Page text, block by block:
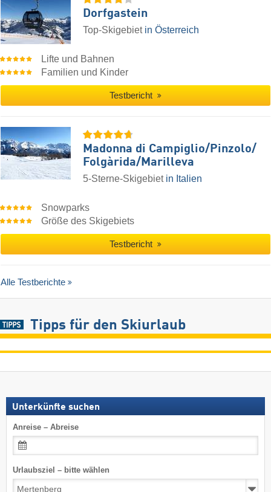
Dorfgastein
Top-Skigebiet in Österreich
Lifte und Bahnen
Familien und Kinder
Testbericht
Madonna di Campiglio/​Pinzolo/​
Folgàrida/​Marilleva
5-Sterne-Skigebiet in Italien
Snowparks
Größe des Skigebiets
Testbericht
Alle Testberichte
Tipps für den Skiurlaub
Unterkünfte suchen
Anreise – Abreise
Urlaubsziel – bitte wählen